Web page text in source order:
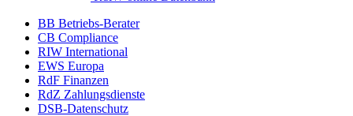
BB Betriebs-Berater
CB Compliance
RIW International
EWS Europa
RdF Finanzen
RdZ Zahlungsdienste
DSB-Datenschutz